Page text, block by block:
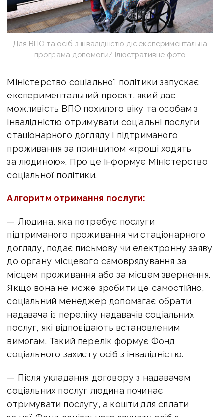
Для ВПО та осіб з інвалідністю діє експериментальна
програма допомоги/ Ілюстративне фото
Міністерство соціальної політики запускає
експериментальний проєкт, який дає
можливість ВПО похилого віку та особам з
інвалідністю отримувати соціальні послуги
стаціонарного догляду і підтриманого
проживання за принципом «гроші ходять
за людиною». Про це інформує Міністерство
соціальної політики.
Алгоритм отримання послуги:
— Людина, яка потребує послуги
підтриманого проживання чи стаціонарного
догляду, подає письмову чи електронну заяву
до органу місцевого самоврядування за
місцем проживання або за місцем звернення.
Якщо вона не може зробити це самостійно,
соціальний менеджер допомагає обрати
надавача із переліку надавачів соціальних
послуг, які відповідають встановленим
вимогам. Такий перелік формує Фонд
соціального захисту осіб з інвалідністю.
— Після укладання договору з надавачем
соціальних послуг людина починає
отримувати послугу, а кошти для сплати